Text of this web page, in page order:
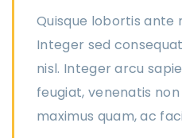
Quisque lobortis
Integer sed
nisl. Integer arcu
feugiat, venenatis
maximus quam, ac